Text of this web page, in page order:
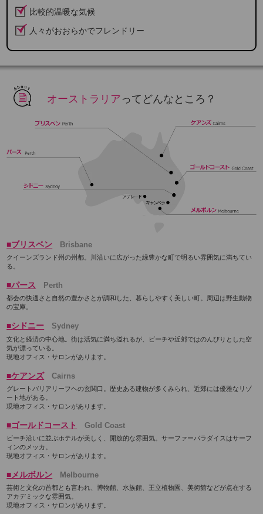
比較的温暖な気候
人々がおおらかでフレンドリー
オーストラリアってどんなところ？
■ブリスベン Brisbane
クイーンズランド州の州都。川沿いに広がった緑豊かな町で明るい雰囲気に満ちてい
る。
■パース Perth
都会の快適さと自然の豊かさとが調和した、暮らしやすく美しい町。周辺は野生動物
の宝庫。
■シドニー Sydney
文化と経済の中心地。街は活気に満ち溢れるが、ビーチや近郊ではのんびりとした空
気が漂っている。
現地オフィス・サロンがあります。
■ケアンズ Cairns
グレートバリアリーフヘの玄関口。歴史ある建物が多くみられ、近郊には優雅なリゾ
ート地がある。
現地オフィス・サロンがあります。
■ゴールドコースト Gold Coast
ビーチ沿いに並ぶホテルが美しく、開放的な雰囲気。サーファーパラダイスはサーフ
ィンのメッカ。
現地オフィス・サロンがあります。
■メルボルン Melbourne
芸術と文化の首都とも言われ、博物館、水族館、王立植物園、美術館などが点在する
アカデミックな雰囲気。
現地オフィス・サロンがあります。